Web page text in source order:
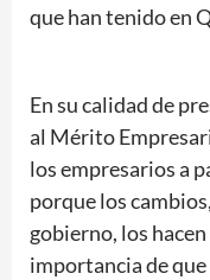
que han tenido en
En su calidad de
al Mérito
los empresarios a
porque los
gobierno, los
importancia de